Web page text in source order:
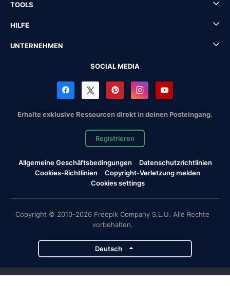
TOOLS
HILFE
UNTERNEHMEN
SOCIAL MEDIA
Erhalte exklusive Ressourcen direkt in deinen Posteingang.
Registrieren
Allgemeine Geschäftsbedingungen
Datenschutzrichtlinien
Cookies-Richtlinien
Copyright-Verletzung melden
Cookies settings
Copyright © 2010-2026 Freepik Company S.L.U. Alle Rechte
vorbehalten.
Deutsch